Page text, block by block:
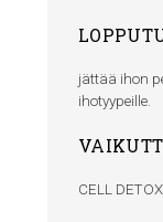
jättää ihon
ihotyypeille.
CELL